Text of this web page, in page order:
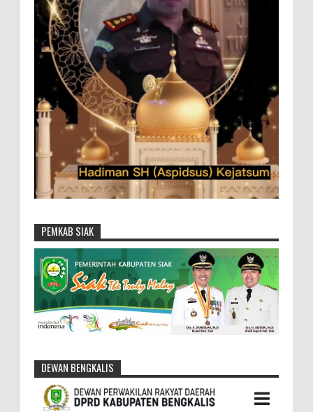
PEMKAB SIAK
DEWAN BENGKALIS